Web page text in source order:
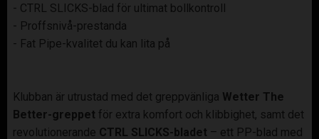
- CTRL SLICKS-blad för ultimat bollkontroll
- Proffsnivå-prestanda
- Fat Pipe-kvalitet du kan lita på
Klubban är utrustad med det greppvänliga Wetter The
Better-greppet för extra komfort och klibbighet, samt det
revolutionerande CTRL SLICKS-bladet – ett PP-blad med